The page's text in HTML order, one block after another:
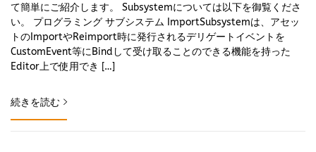
て簡単にご紹介します。 Subsystemについては以下を御覧くださ
い。 プログラミング サブシステム ImportSubsystemは、アセッ
トのImportやReimport時に発行されるデリゲートイベントを
CustomEvent等にBindして受け取ることのできる機能を持った
Editor上で使用でき […]
続きを読む